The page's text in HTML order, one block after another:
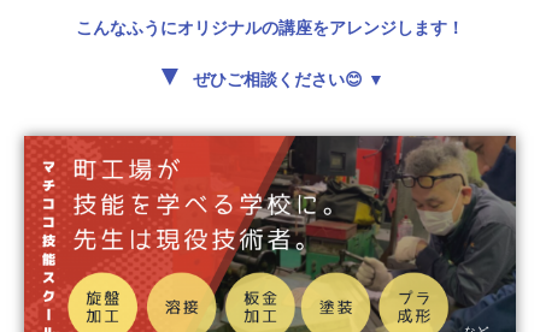
こんなふうにオリジナルの講座をアレンジします！
▼ ぜひご相談ください😊 ▼